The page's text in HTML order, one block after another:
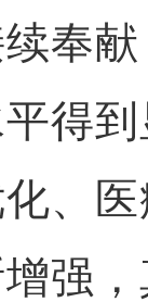
奉
得
、
强